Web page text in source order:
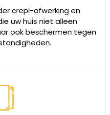
crepi-afwerking en
uw huis niet alleen
ook beschermen tegen